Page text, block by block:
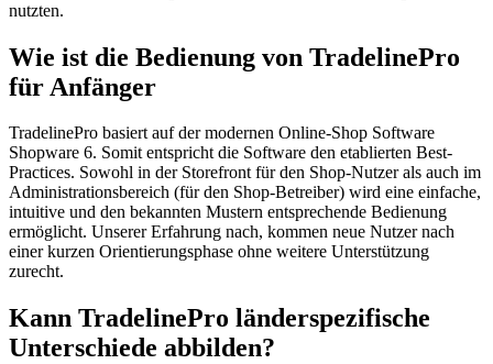
nutzten.
Wie ist die Bedienung von TradelinePro
für Anfänger
TradelinePro basiert auf der modernen Online-Shop Software
Shopware 6. Somit entspricht die Software den etablierten Best-
Practices. Sowohl in der Storefront für den Shop-Nutzer als auch im
Administrationsbereich (für den Shop-Betreiber) wird eine einfache,
intuitive und den bekannten Mustern entsprechende Bedienung
ermöglicht. Unserer Erfahrung nach, kommen neue Nutzer nach
einer kurzen Orientierungsphase ohne weitere Unterstützung
zurecht.
Kann TradelinePro länderspezifische
Unterschiede abbilden?